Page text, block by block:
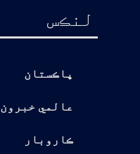
لنڪس
پاڪستان
عالمي خبرون
ڪاروبار